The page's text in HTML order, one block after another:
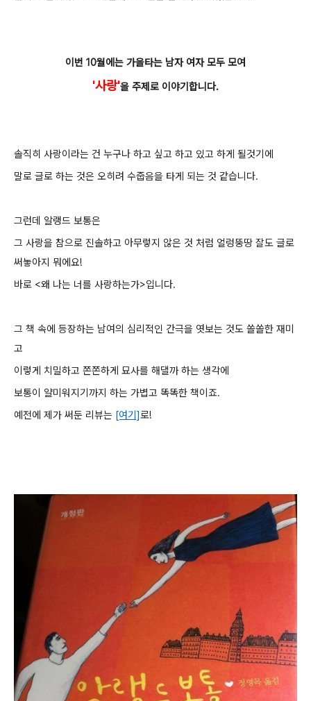
이번 10월에는 가을타는 남자 여자 모두 모여
'사랑'을 주제로 이야기합니다.
솔직히 사랑이라는 건 누구나 하고 싶고 하고 있고 하게 될것기에
말로 글로 하는 것은 오히려 수줍음을 타게 되는 것 같습니다.
그런데 알랭드 보통은
그 사랑을 참으로 진솔하고 아무렇지 않은 것 처럼 얼렁뚱땅 잘도 글로
써놓아지 뭐에요!
바로 <왜 나는 너를 사랑하는가>입니다.
그 책 속에 등장하는 남여의 심리적인 간극을 엿보는 것도 쏠쏠한 재미
고
이렇게 치밀하고 쫀쫀하게 묘사를 해댈까 하는 생각에
보통이 얄미워지기까지 하는 가볍고 똑똑한 책이죠.
예전에 제가 써둔 리뷰는 [여기]로!